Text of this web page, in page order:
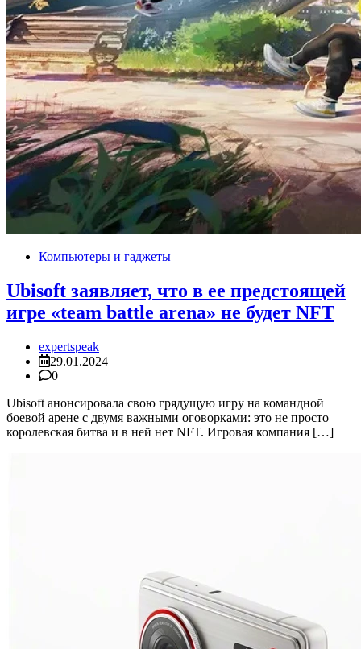
Компьютеры и гаджеты
Ubisoft заявляет, что в ее предстоящей
игре «team battle arena» не будет NFT
expertspeak
29.01.2024
0
Ubisoft анонсировала свою грядущую игру на командной
боевой арене с двумя важными оговорками: это не просто
королевская битва и в ней нет NFT. Игровая компания […]